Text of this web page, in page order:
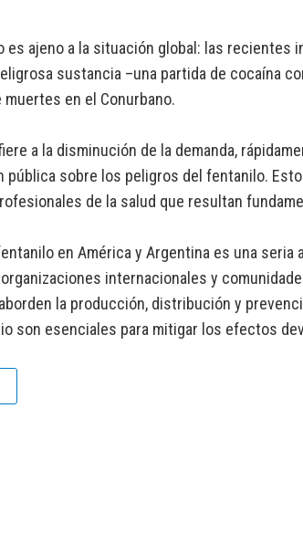
es ajeno a la situación global: las recientes
sustancia –una partida de cocaína
muertes en el Conurbano.
a la disminución de la demanda,
pública sobre los peligros del fentanilo.
de la salud que resultan
en América y Argentina es una
internacionales y
la producción, distribución y
son esenciales para mitigar los efectos